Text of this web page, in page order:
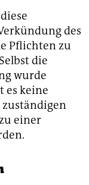
des
Pflichten zu
die
wurde
es keine
einer